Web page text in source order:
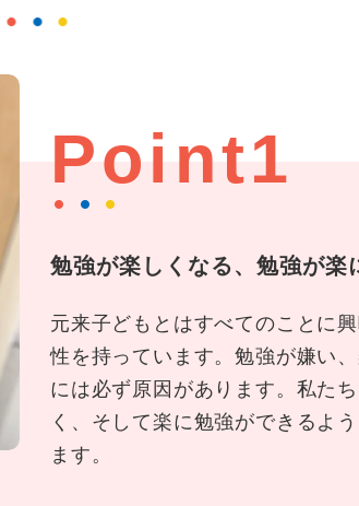
Point1
勉強が楽しくなる、勉強が楽
元来子どもとはすべてのことに
性を持っています。勉強が嫌い
には必ず原因があります。私た
く、そして楽に勉強ができるよ
ます。